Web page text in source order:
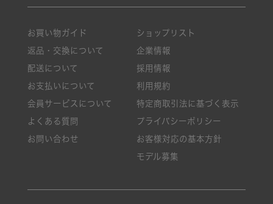
お買い物ガイド
返品・交換について
配送について
お支払いについて
会員サービスについて
よくある質問
お問い合わせ
ショップリスト
企業情報
採用情報
利用規約
特定商取引法に基づく表示
プライバシーポリシー
お客様対応の基本方針
モデル募集